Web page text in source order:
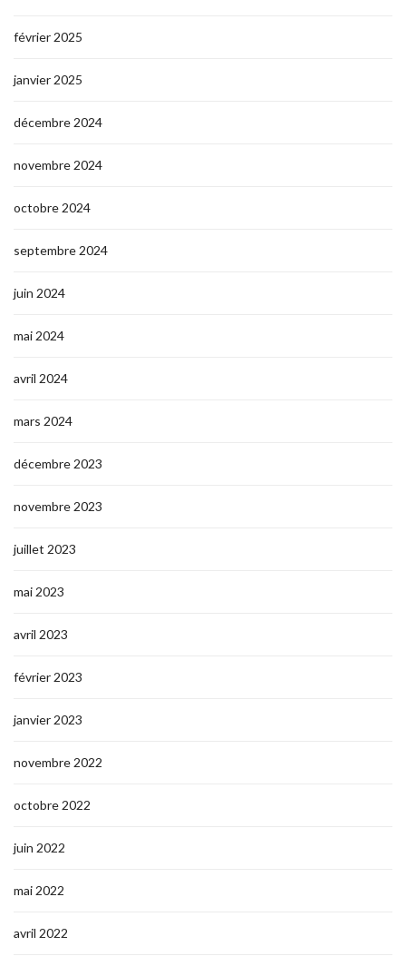
février 2025
janvier 2025
décembre 2024
novembre 2024
octobre 2024
septembre 2024
juin 2024
mai 2024
avril 2024
mars 2024
décembre 2023
novembre 2023
juillet 2023
mai 2023
avril 2023
février 2023
janvier 2023
novembre 2022
octobre 2022
juin 2022
mai 2022
avril 2022